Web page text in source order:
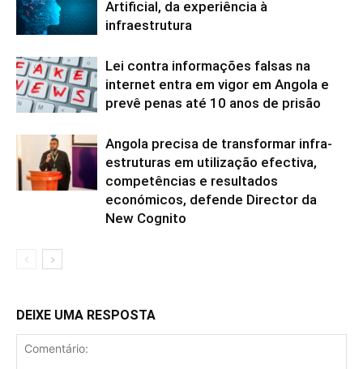
Artificial, da experiência à
infraestrutura
Lei contra informações falsas na
internet entra em vigor em Angola e
prevê penas até 10 anos de prisão
Angola precisa de transformar infra-
estruturas em utilização efectiva,
competências e resultados
económicos, defende Director da
New Cognito
DEIXE UMA RESPOSTA